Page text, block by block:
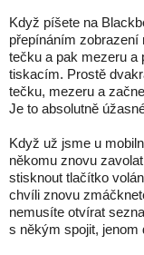
Když píšete na
přepínáním zobrazení
tečku a pak mezeru a
tiskacím. Prostě
tečku, mezeru a
Je to absolutně
Když už jsme u
někomu znovu
stisknout tlačítko
chvíli znovu
nemusíte otvírat
s někým spojit, jenom